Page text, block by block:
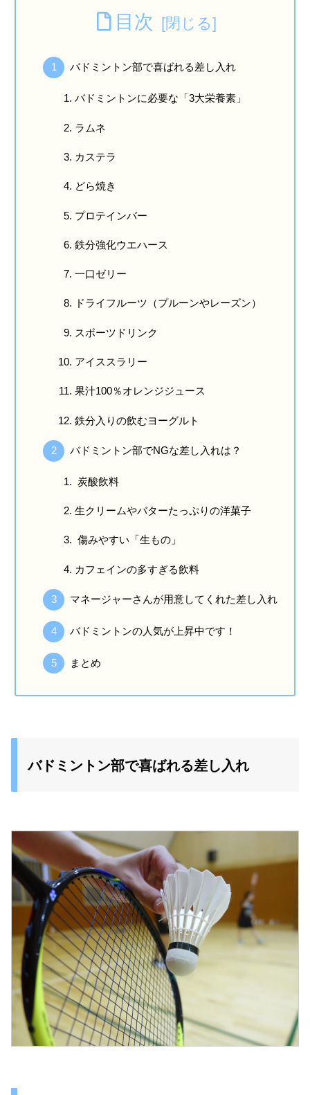
目次
バドミントン部で喜ばれる差し入れ
バドミントンに必要な「3大栄養素」
ラムネ
カステラ
どら焼き
プロテインバー
鉄分強化ウエハース
一口ゼリー
ドライフルーツ（プルーンやレーズン）
スポーツドリンク
アイススラリー
果汁100％オレンジジュース
鉄分入りの飲むヨーグルト
バドミントン部でNGな差し入れは？
炭酸飲料
生クリームやバターたっぷりの洋菓子
傷みやすい「生もの」
カフェインの多すぎる飲料
マネージャーさんが用意してくれた差し入れ
バドミントンの人気が上昇中です！
まとめ
バドミントン部で喜ばれる差し入れ